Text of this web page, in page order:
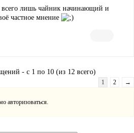
всего лишь чайник начинающий и
частное мнение
- с 1 по 10 (из 12 всего)
1 2 →
авторизоваться.